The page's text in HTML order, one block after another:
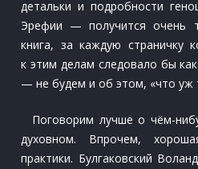
детальки и подробности
Эрефии — получится очень
книга, за каждую страничку
к этим делам следовало бы
— не будем и об этом, «что уж
Поговорим лучше о чём-
духовном. Впрочем,
практики. Булгаковский